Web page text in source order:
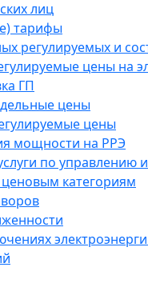
лиц
тарифы
регулируемых и
цены на
ГП
цены
цены
мощности на РРЭ
по
категориям